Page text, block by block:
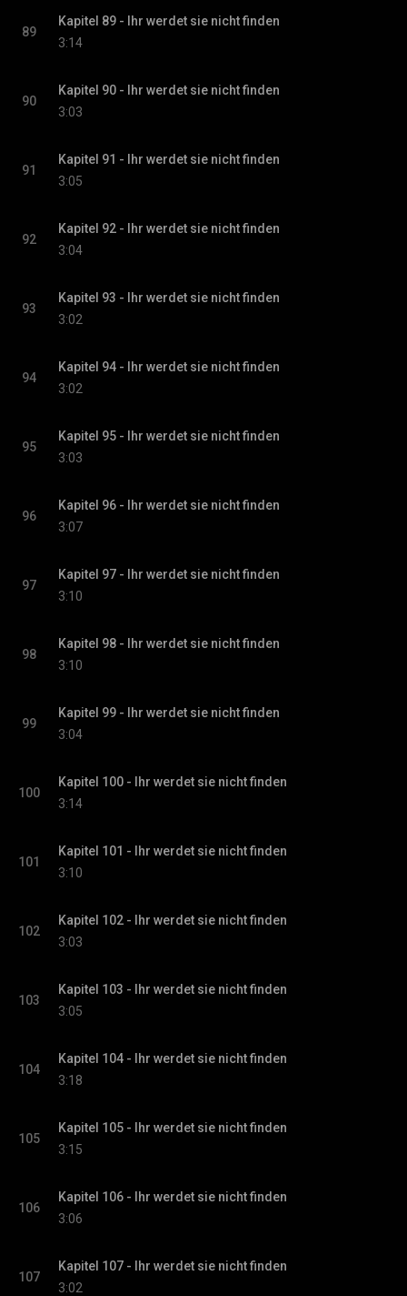
89
Kapitel 89 - Ihr werdet sie nicht finden
3:14
90
Kapitel 90 - Ihr werdet sie nicht finden
3:03
91
Kapitel 91 - Ihr werdet sie nicht finden
3:05
92
Kapitel 92 - Ihr werdet sie nicht finden
3:04
93
Kapitel 93 - Ihr werdet sie nicht finden
3:02
94
Kapitel 94 - Ihr werdet sie nicht finden
3:02
95
Kapitel 95 - Ihr werdet sie nicht finden
3:03
96
Kapitel 96 - Ihr werdet sie nicht finden
3:07
97
Kapitel 97 - Ihr werdet sie nicht finden
3:10
98
Kapitel 98 - Ihr werdet sie nicht finden
3:10
99
Kapitel 99 - Ihr werdet sie nicht finden
3:04
100
Kapitel 100 - Ihr werdet sie nicht finden
3:14
101
Kapitel 101 - Ihr werdet sie nicht finden
3:10
102
Kapitel 102 - Ihr werdet sie nicht finden
3:03
103
Kapitel 103 - Ihr werdet sie nicht finden
3:05
104
Kapitel 104 - Ihr werdet sie nicht finden
3:18
105
Kapitel 105 - Ihr werdet sie nicht finden
3:15
106
Kapitel 106 - Ihr werdet sie nicht finden
3:06
107
Kapitel 107 - Ihr werdet sie nicht finden
3:02